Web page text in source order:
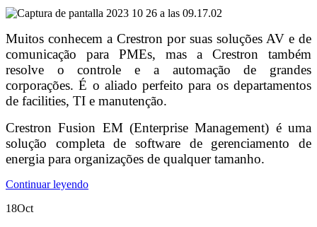
Muitos conhecem a Crestron por suas soluções AV e de
comunicação para PMEs, mas a Crestron também
resolve o controle e a automação de grandes
corporações. É o aliado perfeito para os departamentos
de facilities, TI e manutenção.
Crestron Fusion EM (Enterprise Management) é uma
solução completa de software de gerenciamento de
energia para organizações de qualquer tamanho.
Continuar leyendo
18Oct